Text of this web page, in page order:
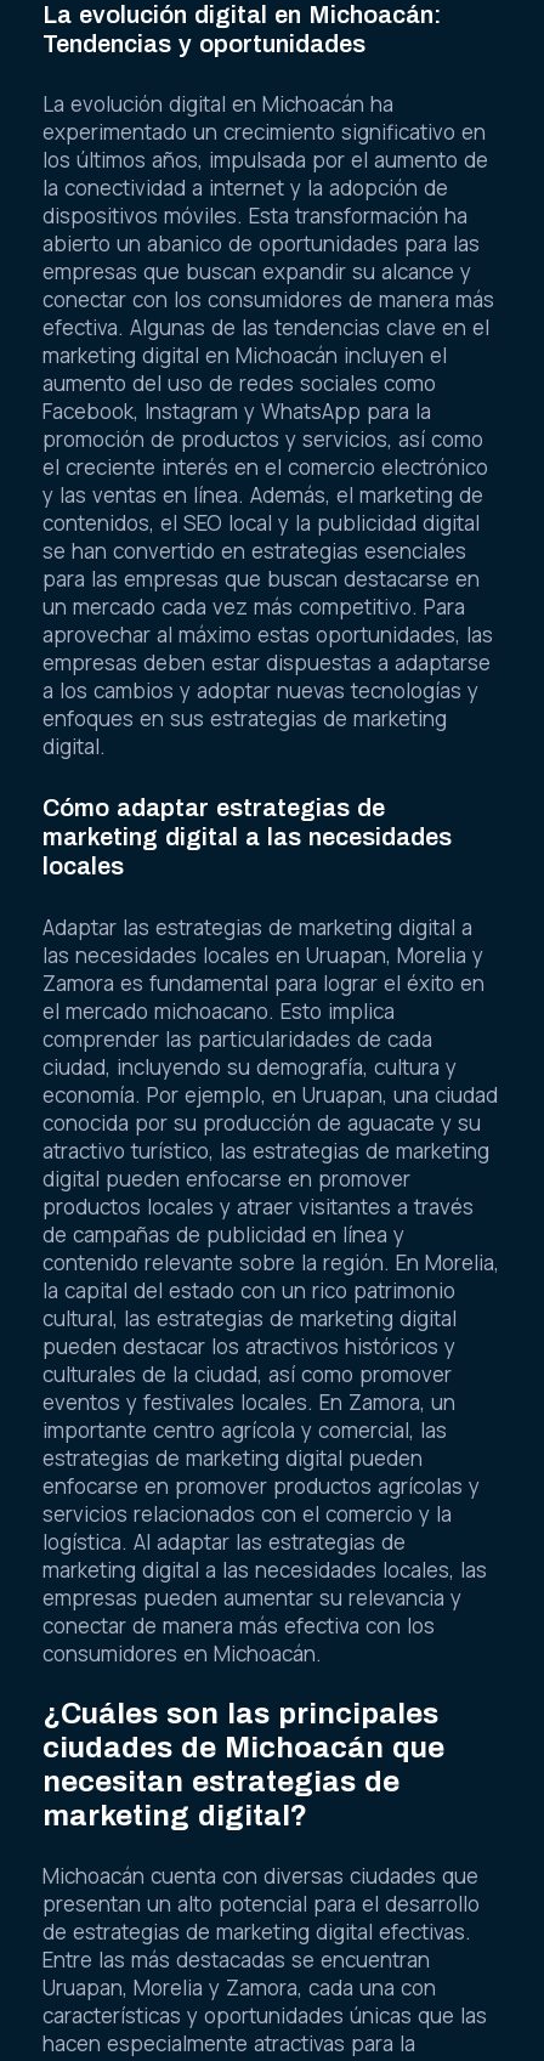
La evolución digital en Michoacán:
Tendencias y oportunidades
La evolución digital en Michoacán ha
experimentado un crecimiento significativo en
los últimos años, impulsada por el aumento de
la conectividad a internet y la adopción de
dispositivos móviles. Esta transformación ha
abierto un abanico de oportunidades para las
empresas que buscan expandir su alcance y
conectar con los consumidores de manera más
efectiva. Algunas de las tendencias clave en el
marketing digital en Michoacán incluyen el
aumento del uso de redes sociales como
Facebook, Instagram y WhatsApp para la
promoción de productos y servicios, así como
el creciente interés en el comercio electrónico
y las ventas en línea. Además, el marketing de
contenidos, el SEO local y la publicidad digital
se han convertido en estrategias esenciales
para las empresas que buscan destacarse en
un mercado cada vez más competitivo. Para
aprovechar al máximo estas oportunidades, las
empresas deben estar dispuestas a adaptarse
a los cambios y adoptar nuevas tecnologías y
enfoques en sus estrategias de marketing
digital.
Cómo adaptar estrategias de
marketing digital a las necesidades
locales
Adaptar las estrategias de marketing digital a
las necesidades locales en Uruapan, Morelia y
Zamora es fundamental para lograr el éxito en
el mercado michoacano. Esto implica
comprender las particularidades de cada
ciudad, incluyendo su demografía, cultura y
economía. Por ejemplo, en Uruapan, una ciudad
conocida por su producción de aguacate y su
atractivo turístico, las estrategias de marketing
digital pueden enfocarse en promover
productos locales y atraer visitantes a través
de campañas de publicidad en línea y
contenido relevante sobre la región. En Morelia,
la capital del estado con un rico patrimonio
cultural, las estrategias de marketing digital
pueden destacar los atractivos históricos y
culturales de la ciudad, así como promover
eventos y festivales locales. En Zamora, un
importante centro agrícola y comercial, las
estrategias de marketing digital pueden
enfocarse en promover productos agrícolas y
servicios relacionados con el comercio y la
logística. Al adaptar las estrategias de
marketing digital a las necesidades locales, las
empresas pueden aumentar su relevancia y
conectar de manera más efectiva con los
consumidores en Michoacán.
¿Cuáles son las principales
ciudades de Michoacán que
necesitan estrategias de
marketing digital?
Michoacán cuenta con diversas ciudades que
presentan un alto potencial para el desarrollo
de estrategias de marketing digital efectivas.
Entre las más destacadas se encuentran
Uruapan, Morelia y Zamora, cada una con
características y oportunidades únicas que las
hacen especialmente atractivas para la